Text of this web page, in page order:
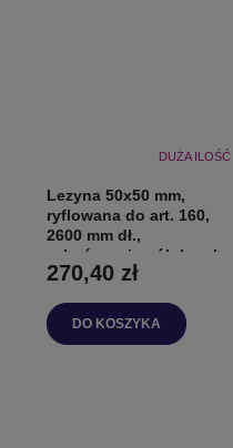
DUŻA ILOŚĆ
Lezyna 50x50 mm,
ryflowana do art. 160,
2600 mm dł.,
zakończenie półokrągłe
do szafki
270,40 zł
DO KOSZYKA